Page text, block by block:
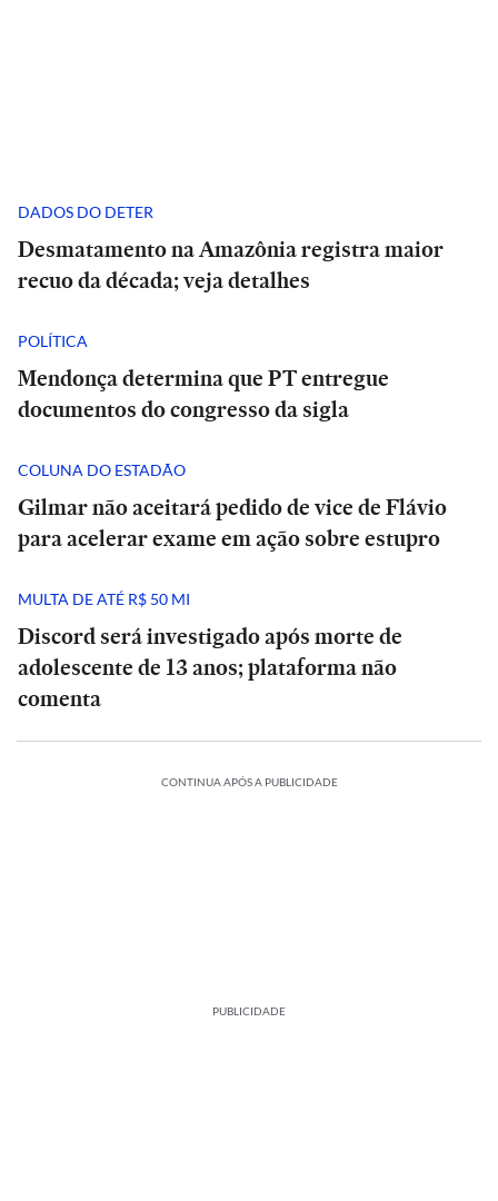
DADOS DO DETER
Desmatamento na Amazônia registra maior
recuo da década; veja detalhes
POLÍTICA
Mendonça determina que PT entregue
documentos do congresso da sigla
COLUNA DO ESTADÃO
Gilmar não aceitará pedido de vice de Flávio
para acelerar exame em ação sobre estupro
MULTA DE ATÉ R$ 50 MI
Discord será investigado após morte de
adolescente de 13 anos; plataforma não
comenta
CONTINUA APÓS A PUBLICIDADE
PUBLICIDADE